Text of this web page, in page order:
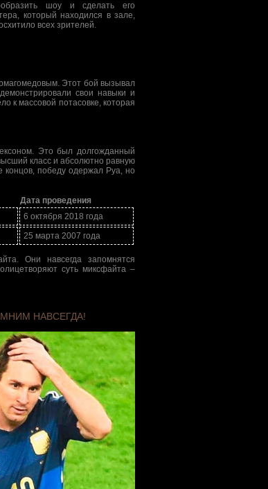
шоу и сделать его
который находился в зале,
всех зрителей.
Этот бой вызывал
свои навыки и
к массовой потасовке, которая
Это был долгожданный
класс и абсолютно равную
концов, победу одержал Руа, но
Дата проведения
6 октября 2018 года
25 марта 2007 года
Они навсегда запомнятся
суть миксфайта –
НАВСЕГДА!